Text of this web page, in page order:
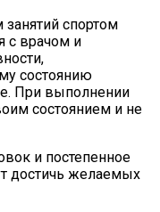
спортом
с врачом и
состоянию
При выполнении
состоянием и не
и постепенное
достичь желаемых